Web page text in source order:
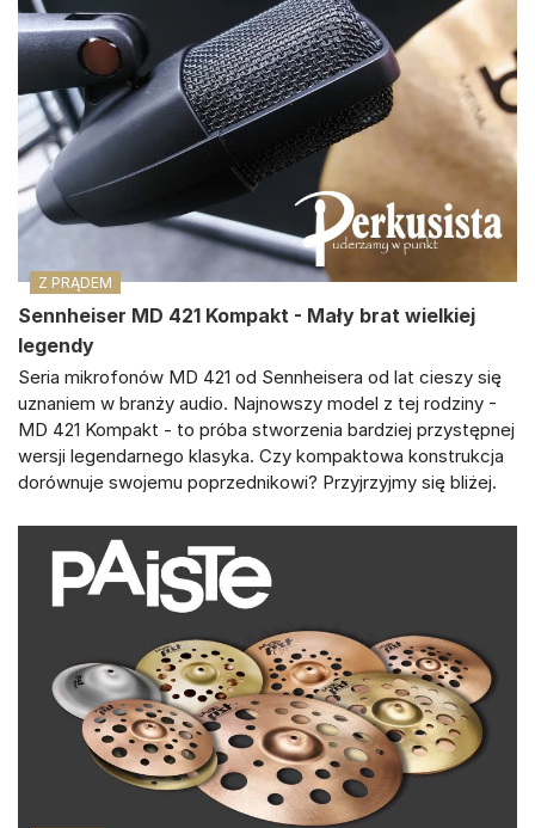
Z PRĄDEM
Sennheiser MD 421 Kompakt - Mały brat wielkiej
legendy
Seria mikrofonów MD 421 od Sennheisera od lat cieszy się
uznaniem w branży audio. Najnowszy model z tej rodziny -
MD 421 Kompakt - to próba stworzenia bardziej przystępnej
wersji legendarnego klasyka. Czy kompaktowa konstrukcja
dorównuje swojemu poprzednikowi? Przyjrzyjmy się bliżej.